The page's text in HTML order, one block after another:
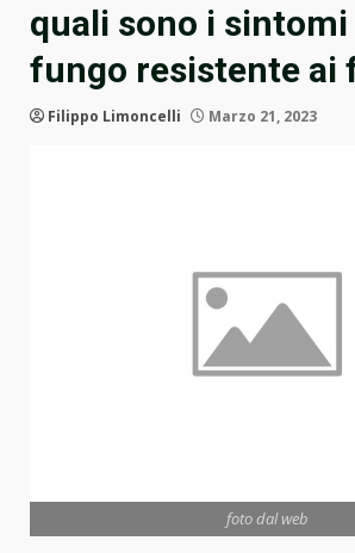
quali sono i sintomi
fungo resistente ai
Filippo Limoncelli Marzo 21, 2023
foto dal web